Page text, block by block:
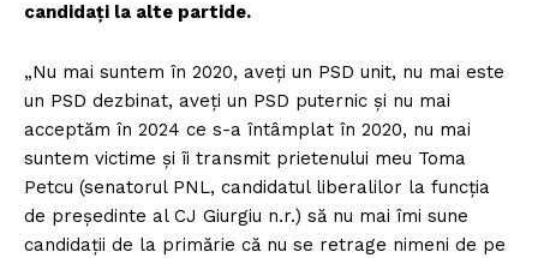
candidaţi la alte partide.
„Nu mai suntem în 2020, aveţi un PSD unit, nu mai este
un PSD dezbinat, aveţi un PSD puternic şi nu mai
acceptăm în 2024 ce s-a întâmplat în 2020, nu mai
suntem victime şi îi transmit prietenului meu Toma
Petcu (senatorul PNL, candidatul liberalilor la funcţia
de preşedinte al CJ Giurgiu n.r.) să nu mai îmi sune
candidaţii de la primărie că nu se retrage nimeni de pe